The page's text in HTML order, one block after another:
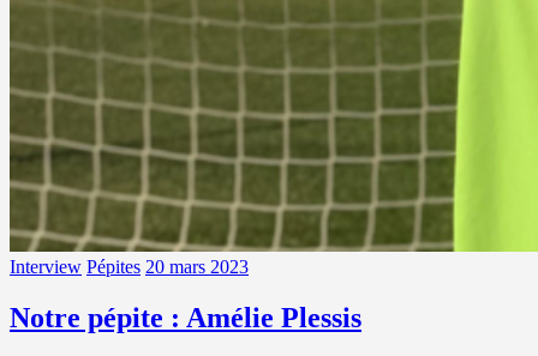
Interview Pépites 20 mars 2023
Notre pépite : Amélie Plessis